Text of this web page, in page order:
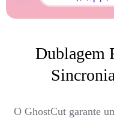
Dublagem
O GhostCut garante